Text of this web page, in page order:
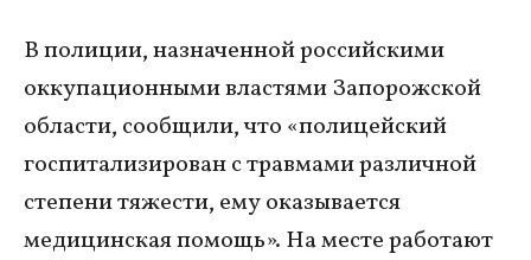
В полиции, назначенной российскими
оккупационными властями Запорожской
области, сообщили, что «полицейский
госпитализирован с травмами различной
степени тяжести, ему оказывается
медицинская помощь». На месте работают